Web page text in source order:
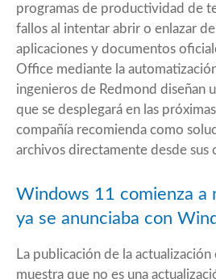
programas de productividad de
fallos al intentar abrir o enlazar
aplicaciones y documentos
Office mediante la
ingenieros de Redmond diseñan
que se desplegará en las
compañía recomienda como
archivos directamente desde sus
Windows 11 comienza a
ya se anunciaba con
La publicación de la
muestra que no es una